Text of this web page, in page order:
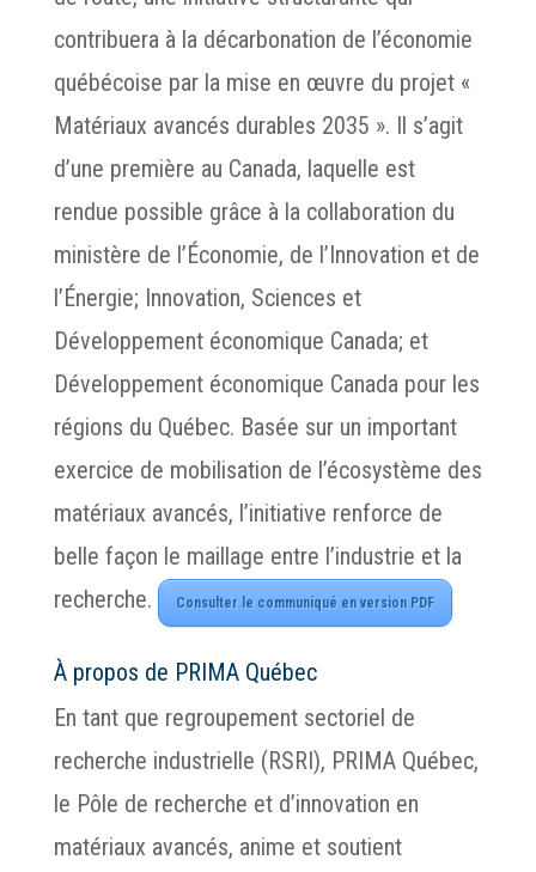
contribuera à la décarbonation de l’économie
québécoise par la mise en œuvre du projet «
Matériaux avancés durables 2035 ». Il s’agit
d’une première au Canada, laquelle est
rendue possible grâce à la collaboration du
ministère de l’Économie, de l’Innovation et de
l’Énergie; Innovation, Sciences et
Développement économique Canada; et
Développement économique Canada pour les
régions du Québec. Basée sur un important
exercice de mobilisation de l’écosystème des
matériaux avancés, l’initiative renforce de
belle façon le maillage entre l’industrie et la
recherche.
Consulter le communiqué en version PDF
À propos de PRIMA Québec
En tant que regroupement sectoriel de
recherche industrielle (RSRI), PRIMA Québec,
le Pôle de recherche et d’innovation en
matériaux avancés, anime et soutient